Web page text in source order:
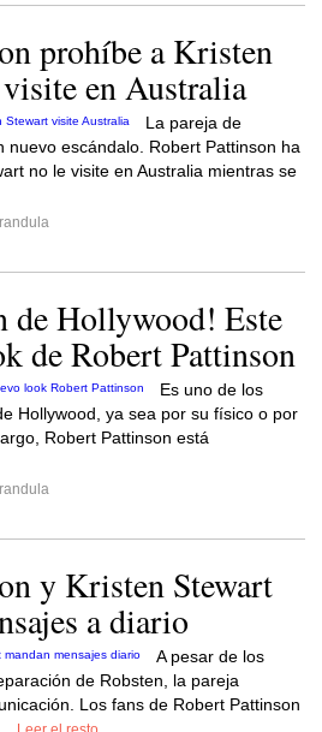
prohíbe a Kristen
en Australia
La pareja de
nuevo escándalo. Robert Pattinson ha
no le visite en Australia mientras se
de Hollywood! Este
de Robert Pattinson
Es uno de los
Hollywood, ya sea por su físico o por
Robert Pattinson está
y Kristen Stewart
a diario
A pesar de los
de Robsten, la pareja
Los fans de Robert Pattinson